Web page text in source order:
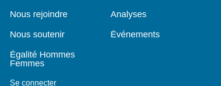
Nous rejoindre
Nous soutenir
Égalité Hommes
Femmes
Se connecter
Analyses
Événements